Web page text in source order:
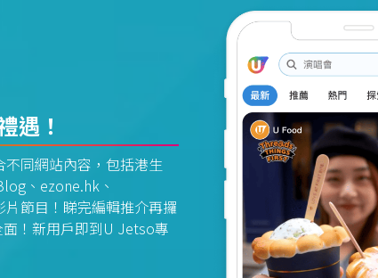
遇！
同網站內容，包括港生
、ezone.hk、
節目！睇完編輯推介再攞
！新用戶即到U Jetso專